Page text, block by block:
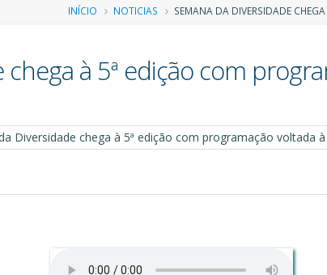
Trilha
de
navegação
INÍCIO NOTICIAS SEMANA DA DIVERSIDADE
à 5ª edição com